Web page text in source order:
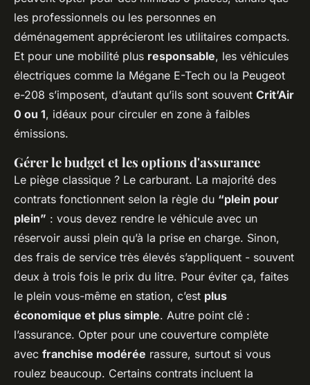
les professionnels ou les personnes en
déménagement apprécieront les utilitaires compacts.
Et pour une mobilité plus responsable, les véhicules
électriques comme la Mégane E-Tech ou la Peugeot
e-208 s’imposent, d’autant qu’ils sont souvent Crit’Air
0 ou 1, idéaux pour circuler en zone à faibles
émissions.
Gérer le budget et les options d'assurance
Le piège classique ? Le carburant. La majorité des
contrats fonctionnent selon la règle du “plein pour
plein” : vous devez rendre le véhicule avec un
réservoir aussi plein qu’à la prise en charge. Sinon,
des frais de service très élevés s’appliquent - souvent
deux à trois fois le prix du litre. Pour éviter ça, faites
le plein vous-même en station, c’est plus
économique et plus simple. Autre point clé :
l’assurance. Opter pour une couverture complète
avec franchise modérée rassure, surtout si vous
roulez beaucoup. Certains contrats incluent la